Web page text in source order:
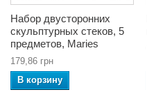
Набор двусторонних
скульптурных стеков, 5
предметов, Maries
179,86 грн
В корзину